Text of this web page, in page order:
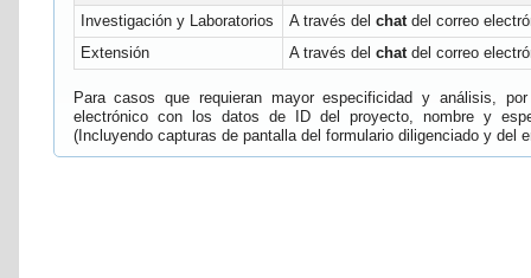
Investigación y Laboratorios
A través del chatdel correo
Extensión
A través del chatdel correo
Para casos que requieran mayor especificidad y análisis,
electrónico con los datos de ID del proyecto, nombre y
(Incluyendo capturas de pantalla del formulario diligenciado y del